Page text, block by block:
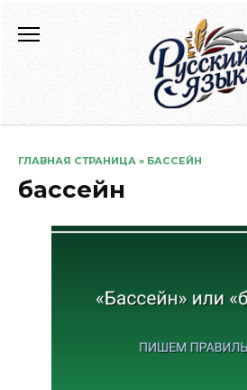
содержанию
ГЛАВНАЯ СТРАНИЦА » БАССЕЙН
бассейн